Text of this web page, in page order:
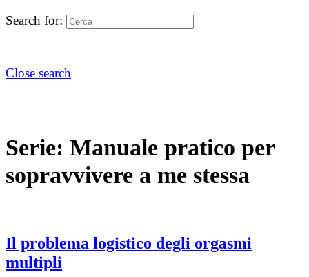
Search for:
Close search
Serie: Manuale pratico per
sopravvivere a me stessa
Il problema logistico degli orgasmi
multipli